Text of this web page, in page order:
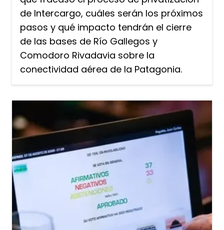
de Intercargo, cuáles serán los próximos
pasos y qué impacto tendrán el cierre
de las bases de Río Gallegos y
Comodoro Rivadavia sobre la
conectividad aérea de la Patagonia.